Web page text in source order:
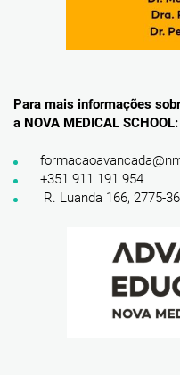
Para mais informações
a NOVA MEDICAL SCHOOL:
+351 911 191 954
R. Luanda 166, 2775-